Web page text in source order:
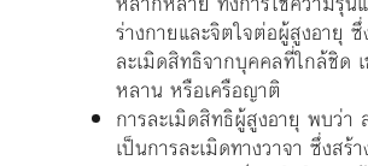
ร่างกายและจิตใจต่อผู้สูงอายุ
ละเมิดสิทธิจากบุคคลที่ใกล้ชิด
หลาน หรือเครือญาติ
การละเมิดสิทธิผู้สูงอายุ พบว่
เป็นการละเมิดทางวาจา ซึ่งสร้